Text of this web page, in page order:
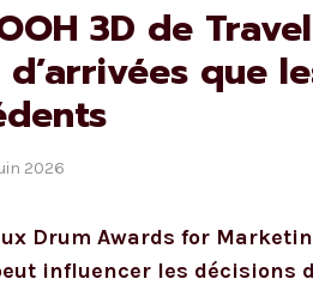
3D de Travel
que
2026
Drum Awards for
influencer les décisions